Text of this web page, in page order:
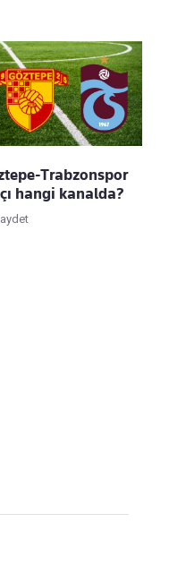
Trabzonspor
hangi kanalda?